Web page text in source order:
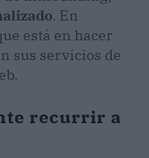
. En
está en hacer
sus servicios de
recurrir a